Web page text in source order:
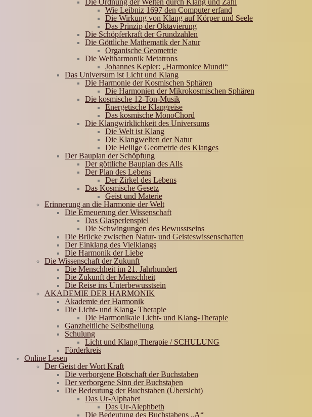
Die Ordnung der Welten durch Klang und Zahl
Wie Leibniz 1697 den Computer erfand
Die Wirkung von Klang auf Körper und Seele
Das Prinzip der Oktavierung
Die Schöpferkraft der Grundzahlen
Die Göttliche Mathematik der Natur
Organische Geometrie
Die Weltharmonik Metatrons
Johannes Kepler: „Harmonice Mundi“
Das Universum ist Licht und Klang
Die Harmonie der Kosmischen Sphären
Die Harmonien der Mikrokosmischen Sphären
Die kosmische 12-Ton-Musik
Energetische Klangreise
Das kosmische MonoChord
Die Klangwirklichkeit des Universums
Die Welt ist Klang
Die Klangwelten der Natur
Die Heilige Geometrie des Klanges
Der Bauplan der Schöpfung
Der göttliche Bauplan des Alls
Der Plan des Lebens
Der Zirkel des Lebens
Das Kosmische Gesetz
Geist und Materie
Erinnerung an die Harmonie der Welt
Die Erneuerung der Wissenschaft
Das Glasperlenspiel
Die Schwingungen des Bewusstseins
Die Brücke zwischen Natur- und Geisteswissenschaften
Der Einklang des Vielklangs
Die Harmonik der Liebe
Die Wissenschaft der Zukunft
Die Menschheit im 21. Jahrhundert
Die Zukunft der Menschheit
Die Reise ins Unterbewusstsein
AKADEMIE DER HARMONIK
Akademie der Harmonik
Die Licht- und Klang- Therapie
Die Harmonikale Licht- und Klang-Therapie
Ganzheitliche Selbstheilung
Schulung
Licht und Klang Therapie / SCHULUNG
Förderkreis
Online Lesen
Der Geist der Wort Kraft
Die verborgene Botschaft der Buchstaben
Der verborgene Sinn der Buchstaben
Die Bedeutung der Buchstaben (Übersicht)
Das Ur-Alphabet
Das Ur-Alephbeth
Die Bedeutung des Buchstabens „A“